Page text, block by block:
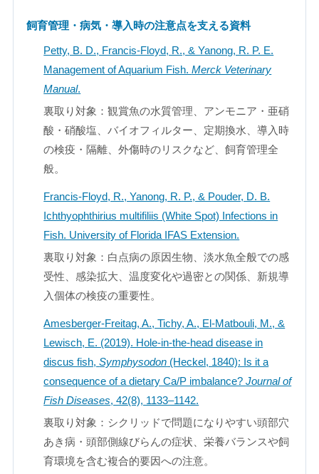
飼育管理・病気・導入時の注意点を支える資料
Petty, B. D., Francis-Floyd, R., & Yanong, R. P. E.
Management of Aquarium Fish.Merck Veterinary
Manual.
裏取り対象：観賞魚の水質管理、アンモニア・亜硝
酸・硝酸塩、バイオフィルター、定期換水、導入時
の検疫・隔離、外傷時のリスクなど、飼育管理全
般。
Francis-Floyd, R., Yanong, R. P., & Pouder, D. B.
Ichthyophthirius multifiliis (White Spot) Infections in
Fish. University of Florida IFAS Extension.
裏取り対象：白点病の原因生物、淡水魚全般での感
受性、感染拡大、温度変化や過密との関係、新規導
入個体の検疫の重要性。
Amesberger-Freitag, A., Tichy, A., El-Matbouli, M., &
Lewisch, E. (2019). Hole-in-the-head disease in
discus fish,Symphysodon (Heckel, 1840): Is it a
consequence of a dietary Ca/P imbalance?Journal of
Fish Diseases, 42(8), 1133–1142.
裏取り対象：シクリッドで問題になりやすい頭部穴
あき病・頭部側線びらんの症状、栄養バランスや飼
育環境を含む複合的要因への注意。